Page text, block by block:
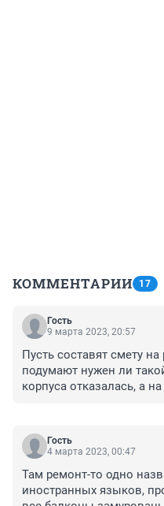
КОММЕНТАРИИ 17
Гость
9 марта 2023, 20:57
Пусть составят смету
подумают нужен ли
корпуса отказалась, а
Гость
4 марта 2023, 00:47
Там ремонт-то одно
иностранных языков,